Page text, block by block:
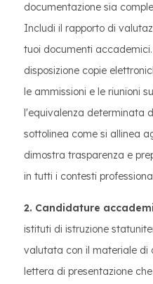
documentazione sia
Includi il rapporto di
tuoi documenti
disposizione copie
le ammissioni e le riunioni
l'equivalenza determinata
sottolinea come si allinea
dimostra trasparenza e
in tutti i contesti
2. Candidature
istituti di istruzione
valutata con il materiale di
lettera di presentazione